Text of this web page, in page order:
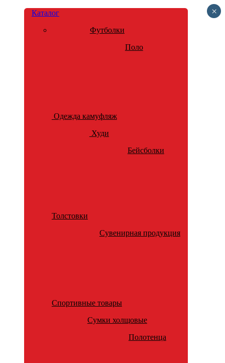
Каталог
Футболки
Поло
Одежда камуфляж
Худи
Бейсболки
Толстовки
Сувенирная продукция
Спортивные товары
Сумки холщовые
Полотенца
×